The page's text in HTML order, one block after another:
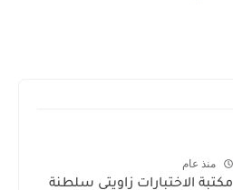
منذ عام
مكتبة الاختبارات زاويتي سلطنة